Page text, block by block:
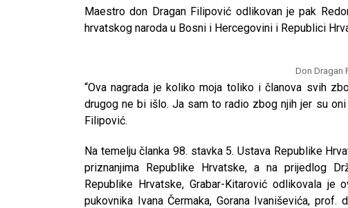
Maestro don Dragan Filipović odlikovan je pak
hrvatskog naroda u Bosni i Hercegovini i Republici
Don Dragan
“Ova nagrada je koliko moja toliko i članova svih
drugog ne bi išlo. Ja sam to radio zbog njih jer su
Filipović.
Na temelju članka 98. stavka 5. Ustava Republike
priznanjima Republike Hrvatske, a na prijedlog
Republike Hrvatske, Grabar-Kitarović odlikovala je
pukovnika Ivana Čermaka, Gorana Ivaniševića,